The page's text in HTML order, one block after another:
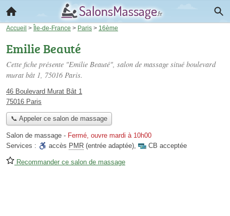
Accueil > Île-de-France > Paris > 16ème
Emilie Beauté
Cette fiche présente "Emilie Beauté", salon de massage situé boulevard
murat bât 1, 75016 Paris.
46 Boulevard Murat Bât 1
75016 Paris
📞 Appeler ce salon de massage
Salon de massage - Fermé, ouvre mardi à 10h00
Services :
accès PMR (entrée adaptée), CB acceptée
Recommander ce salon de massage